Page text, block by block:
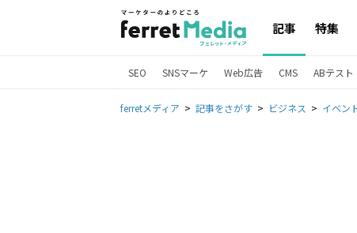
記事 特集
SEO SNSマーケ Web広告 CMS ABテスト
ferretメディア 記事をさがす ビジネス イベン